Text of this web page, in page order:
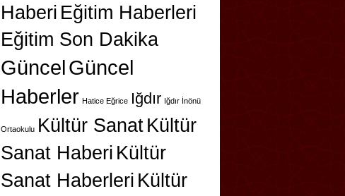
Haberi Eğitim Haberleri
Eğitim Son Dakika
GüncelGüncel
Haberler Hatice Eğrice Iğdır Iğdır İnönü
Ortaokulu Kültür SanatKültür
Sanat Haberi Kültür
Sanat Haberleri Kültür